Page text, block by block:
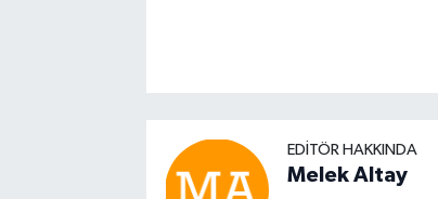
EDITÖR HAKKINDA
Melek Altay